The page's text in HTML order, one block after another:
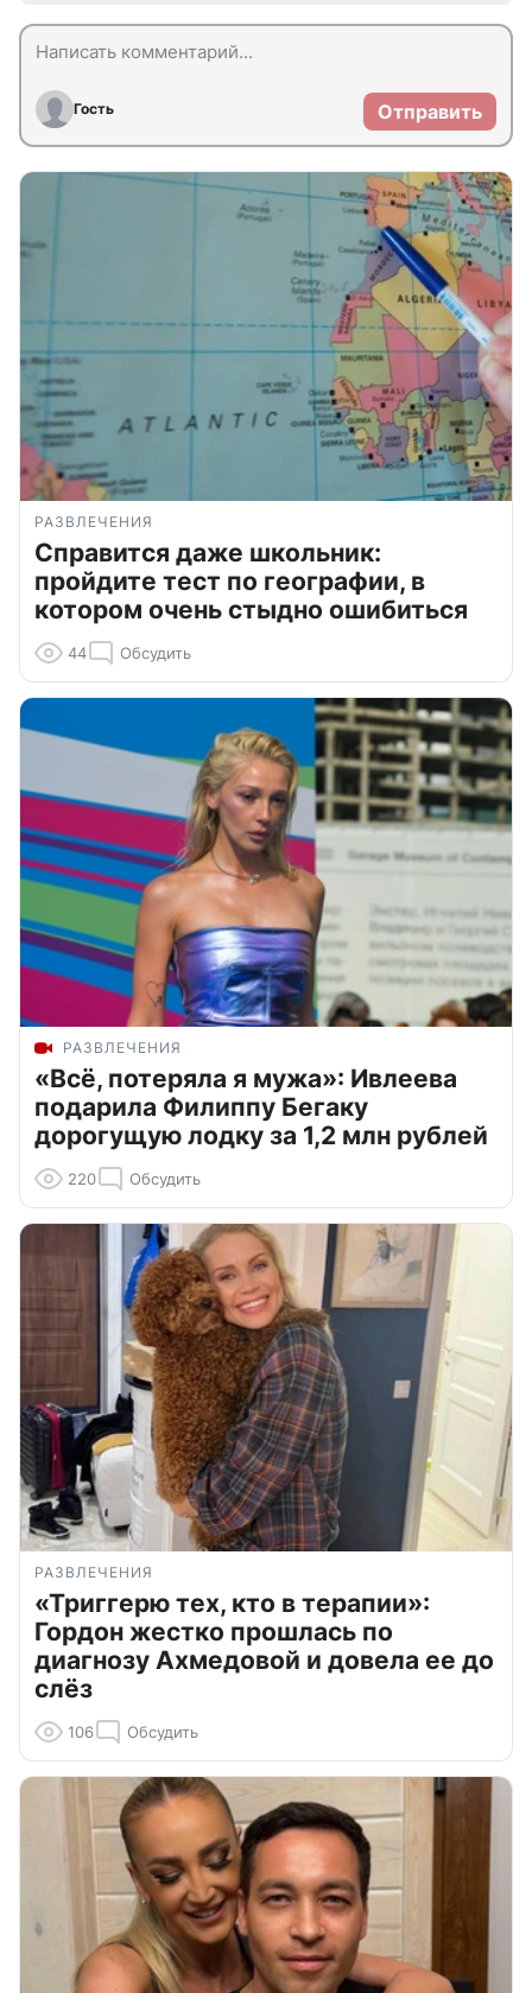
Гость Отправить
РАЗВЛЕЧЕНИЯ
Справится даже школьник:
пройдите тест по географии, в
котором очень стыдно ошибиться
44 Обсудить
РАЗВЛЕЧЕНИЯ
«Всё, потеряла я мужа»: Ивлеева
подарила Филиппу Бегаку
дорогущую лодку за 1,2 млн рублей
220 Обсудить
РАЗВЛЕЧЕНИЯ
«Триггерю тех, кто в терапии»:
Гордон жестко прошлась по
диагнозу Ахмедовой и довела ее до
слёз
106 Обсудить